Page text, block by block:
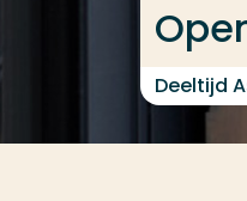
Deeltijd